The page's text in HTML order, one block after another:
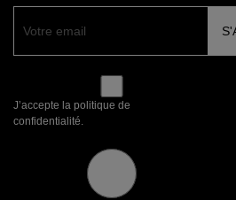
J’accepte la politique de
confidentialité.